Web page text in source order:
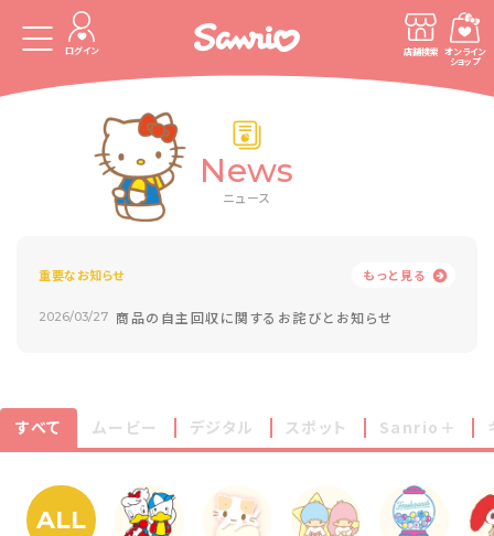
ログイン 店舗検索 オンライン
ショップ
News
ニュース
重要なお知らせ もっと見る
2026/03/27 商品の自主回収に関するお詫びとお知らせ
すべて ムービー デジタル スポット Sanrio＋
ALL